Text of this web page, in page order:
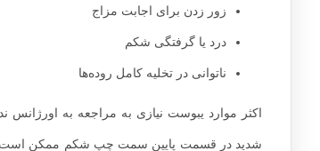
زور زدن برای اجابت مزاج
درد یا گرفتگی شکم
ناتوانی در تخلیه کامل روده‌ها
اکثر موارد یبوست نیازی به مراجعه به اورژانس
شدید در قسمت پایین سمت چپ شکم ممکن است نیاز